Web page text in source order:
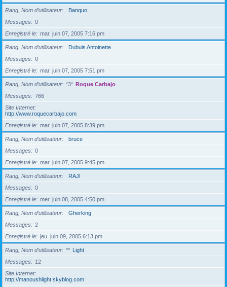
Rang, Nom d’utilisateur
Banquo
Messages
0
Enregistré le
mar. juin 07, 2005 7:16 pm
Rang, Nom d’utilisateur
Dubuis Antoinette
Messages
0
Enregistré le
mar. juin 07, 2005 7:51 pm
Rang, Nom d’utilisateur *3* Roque Carbajo
Messages
766
Site Internet
http://www.roquecarbajo.com
Enregistré le
mar. juin 07, 2005 8:39 pm
Rang, Nom d’utilisateur
bruce
Messages
0
Enregistré le
mar. juin 07, 2005 9:45 pm
Rang, Nom d’utilisateur
RAJI
Messages
0
Enregistré le
mer. juin 08, 2005 4:50 pm
Rang, Nom d’utilisateur
Gherking
Messages
2
Enregistré le
jeu. juin 09, 2005 6:13 pm
Rang, Nom d’utilisateur ** Light
Messages
12
Site Internet
http://manoushlight.skyblog.com